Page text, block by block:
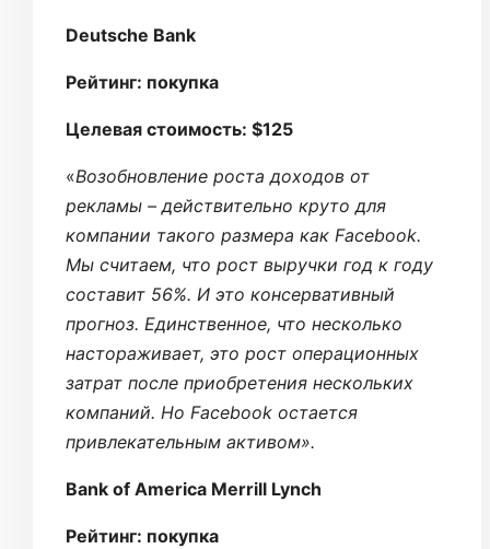
Deutsche Bank
Рейтинг: покупка
Целевая стоимость: $125
«Возобновление роста доходов от
рекламы – действительно круто для
компании такого размера как Facebook.
Мы считаем, что рост выручки год к году
составит 56%. И это консервативный
прогноз. Единственное, что несколько
настораживает, это рост операционных
затрат после приобретения нескольких
компаний. Но Facebook остается
привлекательным активом».
Bank of America Merrill Lynch
Рейтинг: покупка